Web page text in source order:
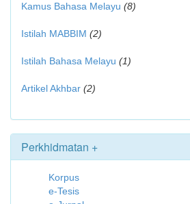
Kamus Bahasa Melayu (8)
Istilah MABBIM (2)
Istilah Bahasa Melayu (1)
Artikel Akhbar (2)
Perkhidmatan +
Korpus
e-Tesis